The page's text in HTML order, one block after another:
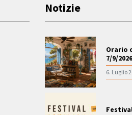
Notizie
Orario
7/9/
6. Luglio